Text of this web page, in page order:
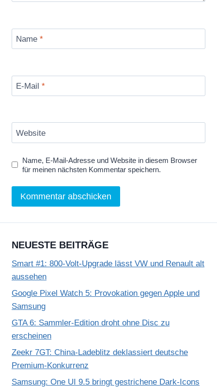
Name *
E-Mail *
Website
Name, E-Mail-Adresse und Website in diesem Browser
für meinen nächsten Kommentar speichern.
NEUESTE BEITRÄGE
Smart #1: 800-Volt-Upgrade lässt VW und Renault alt
aussehen
Google Pixel Watch 5: Provokation gegen Apple und
Samsung
GTA 6: Sammler-Edition droht ohne Disc zu
erscheinen
Zeekr 7GT: China-Ladeblitz deklassiert deutsche
Premium-Konkurrenz
Samsung: One UI 9.5 bringt gestrichene Dark-Icons